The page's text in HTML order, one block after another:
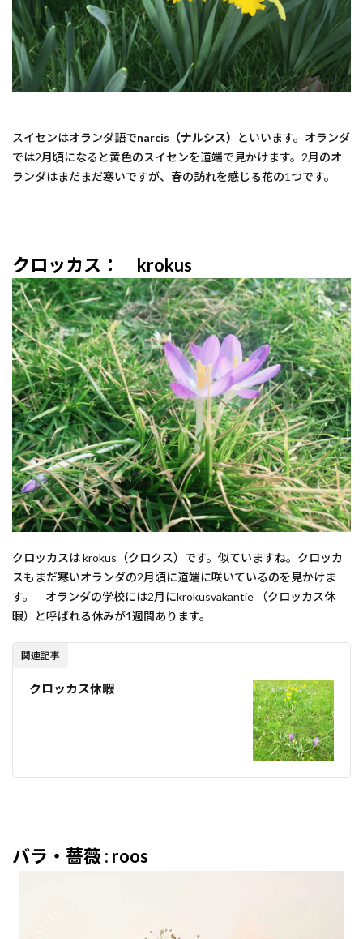
スイセンはオランダ語でnarcis（ナルシス）
といいます。オランダ
では2月頃になると黄色のスイセンを道端で見かけます。2月のオ
ランダはまだまだ寒いですが、春の訪れを感じる花の1つです。
クロッカス： krokus
クロッカスは krokus（クロクス）です。似ていますね。クロッカ
スもまだ寒いオランダの2月頃に道端に咲いているのを見かけま
す。 オランダの学校には2月にkrokusvakantie （クロッカス休
暇）と呼ばれる休みが1週間あります。
関連記事
クロッカス休暇
バラ・薔薇 : roos